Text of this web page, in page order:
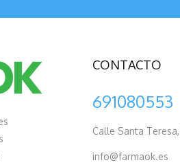
CONTACTO
691080553
Calle Santa
info@farmaok.es